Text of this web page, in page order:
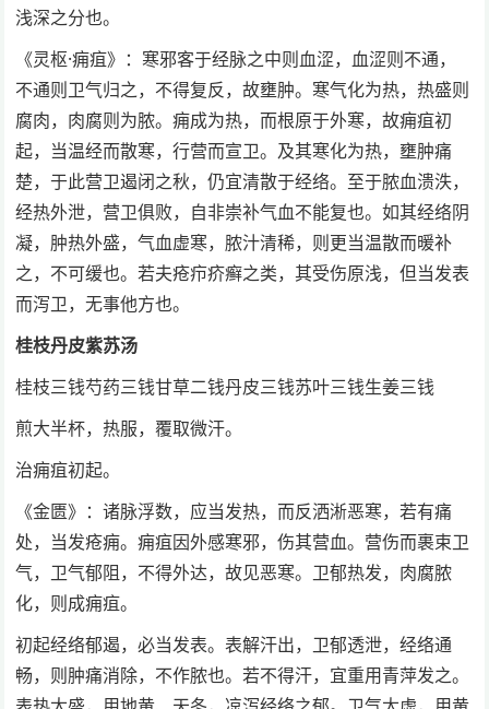
浅深之分也。
《灵枢·痈疽》：寒邪客于经脉之中则血涩，血涩则不通，
不通则卫气归之，不得复反，故壅肿。寒气化为热，热盛则
腐肉，肉腐则为脓。痈成为热，而根原于外寒，故痈疽初
起，当温经而散寒，行营而宣卫。及其寒化为热，壅肿痛
楚，于此营卫遏闭之秋，仍宜清散于经络。至于脓血溃泆，
经热外泄，营卫俱败，自非崇补气血不能复也。如其经络阴
凝，肿热外盛，气血虚寒，脓汁清稀，则更当温散而暖补
之，不可缓也。若夫疮疖疥癣之类，其受伤原浅，但当发表
而泻卫，无事他方也。
桂枝丹皮紫苏汤
桂枝三钱芍药三钱甘草二钱丹皮三钱苏叶三钱生姜三钱
煎大半杯，热服，覆取微汗。
治痈疽初起。
《金匮》：诸脉浮数，应当发热，而反洒淅恶寒，若有痛
处，当发疮痈。痈疽因外感寒邪，伤其营血。营伤而裹束卫
气，卫气郁阻，不得外达，故见恶寒。卫郁热发，肉腐脓
化，则成痈疽。
初起经络郁遏，必当发表。表解汗出，卫郁透泄，经络通
畅，则肿痛消除，不作脓也。若不得汗，宜重用青萍发之。